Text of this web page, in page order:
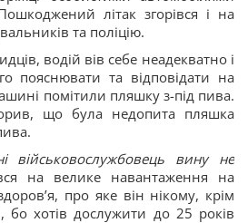
літак згорівся і на
та поліцію.
водій вів себе неадекватно і
пояснювати та відповідати на
помітили пляшку з-під пива.
що була недопита пляшка
військовослужбовець вину не
на велике навантаження на
про яке він нікому, крім
хотів дослужити до 25 років